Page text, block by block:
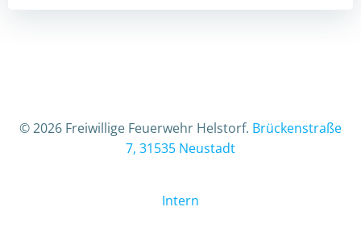
© 2026 Freiwillige Feuerwehr Helstorf. Brückenstraße
7, 31535 Neustadt
Intern